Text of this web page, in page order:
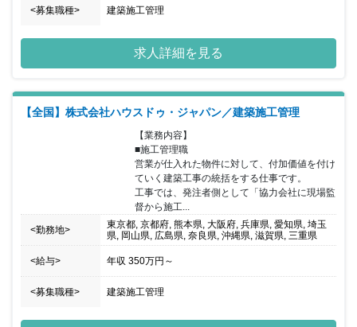
<募集職種> 建築施工管理
求人詳細を見る
【全国】株式会社ハウスドゥ・ジャパン／建築施工管理
【業務内容】
■施工管理職
営業が仕入れた物件に対して、付加価値を付け
ていく建築工事の統括をする仕事です。
工事では、発注者側として「協力会社に現場監
督から施工...
<勤務地>
東京都, 京都府, 熊本県, 大阪府, 兵庫県, 愛知県, 埼玉
県, 岡山県, 広島県, 奈良県, 沖縄県, 滋賀県, 三重県
<給与> 年収 350万円 ～
<募集職種> 建築施工管理